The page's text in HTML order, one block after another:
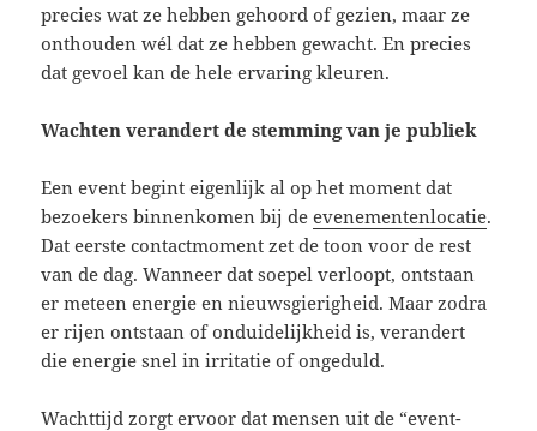
precies wat ze hebben gehoord of gezien, maar ze
onthouden wél dat ze hebben gewacht. En precies
dat gevoel kan de hele ervaring kleuren.
Wachten verandert de stemming van je publiek
Een event begint eigenlijk al op het moment dat
bezoekers binnenkomen bij deevenementenlocatie.
Dat eerste contactmoment zet de toon voor de rest
van de dag. Wanneer dat soepel verloopt, ontstaan
er meteen energie en nieuwsgierigheid. Maar zodra
er rijen ontstaan of onduidelijkheid is, verandert
die energie snel in irritatie of ongeduld.
Wachttijd zorgt ervoor dat mensen uit de “event-